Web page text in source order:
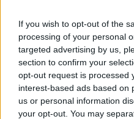
If you wish to opt-out of the
processing of your personal
targeted advertising by us,
section to confirm your
opt-out request is processed
interest-based ads based on
us or personal information
your opt-out. You may
Kίσαμος:
Ζωιδάκη
8 Αυγούστου
ΕΚΚΛΗΣΙΑ •
Γωνιάς
8 Αυγούστου